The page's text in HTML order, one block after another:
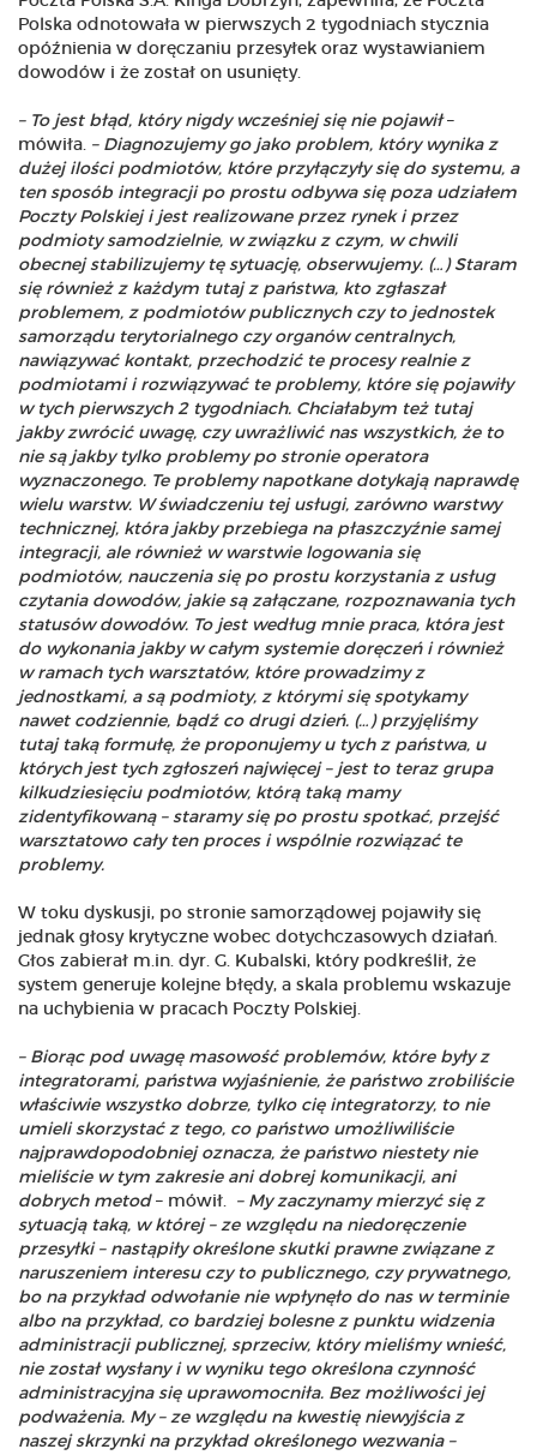
Polska odnotowała w pierwszych 2 tygodniach stycznia
opóźnienia w doręczaniu przesyłek oraz wystawianiem
dowodów i że został on usunięty.
– To jest błąd, który nigdy wcześniej się nie pojawił–
mówiła. – Diagnozujemy go jako problem, który wynika z
dużej ilości podmiotów, które przyłączyły się do systemu, a
ten sposób integracji po prostu odbywa się poza udziałem
Poczty Polskiej i jest realizowane przez rynek i przez
podmioty samodzielnie, w związku z czym, w chwili
obecnej stabilizujemy tę sytuację, obserwujemy. (…) Staram
się również z każdym tutaj z państwa, kto zgłaszał
problemem, z podmiotów publicznych czy to jednostek
samorządu terytorialnego czy organów centralnych,
nawiązywać kontakt, przechodzić te procesy realnie z
podmiotami i rozwiązywać te problemy, które się pojawiły
w tych pierwszych 2 tygodniach. Chciałabym też tutaj
jakby zwrócić uwagę, czy uwrażliwić nas wszystkich, że to
nie są jakby tylko problemy po stronie operatora
wyznaczonego. Te problemy napotkane dotykają naprawdę
wielu warstw. W świadczeniu tej usługi, zarówno warstwy
technicznej, która jakby przebiega na płaszczyźnie samej
integracji, ale również w warstwie logowania się
podmiotów, nauczenia się po prostu korzystania z usług
czytania dowodów, jakie są załączane, rozpoznawania tych
statusów dowodów. To jest według mnie praca, która jest
do wykonania jakby w całym systemie doręczeń i również
w ramach tych warsztatów, które prowadzimy z
jednostkami, a są podmioty, z którymi się spotykamy
nawet codziennie, bądź co drugi dzień. (…) przyjęliśmy
tutaj taką formułę, że proponujemy u tych z państwa, u
których jest tych zgłoszeń najwięcej – jest to teraz grupa
kilkudziesięciu podmiotów, którą taką mamy
zidentyfikowaną – staramy się po prostu spotkać, przejść
warsztatowo cały ten proces i wspólnie rozwiązać te
problemy.
W toku dyskusji, po stronie samorządowej pojawiły się
jednak głosy krytyczne wobec dotychczasowych działań.
Głos zabierał m.in. dyr. G. Kubalski, który podkreślił, że
system generuje kolejne błędy, a skala problemu wskazuje
na uchybienia w pracach Poczty Polskiej.
– Biorąc pod uwagę masowość problemów, które były z
integratorami, państwa wyjaśnienie, że państwo zrobiliście
właściwie wszystko dobrze, tylko cię integratorzy, to nie
umieli skorzystać z tego, co państwo umożliwiliście
najprawdopodobniej oznacza, że państwo niestety nie
mieliście w tym zakresie ani dobrej komunikacji, ani
dobrych metod– mówił.
– My zaczynamy mierzyć się z
sytuacją taką, w której – ze względu na niedoręczenie
przesyłki – nastąpiły określone skutki prawne związane z
naruszeniem interesu czy to publicznego, czy prywatnego,
bo na przykład odwołanie nie wpłynęło do nas w terminie
albo na przykład, co bardziej bolesne z punktu widzenia
administracji publicznej, sprzeciw, który mieliśmy wnieść,
nie został wysłany i w wyniku tego określona czynność
administracyjna się uprawomocniła. Bez możliwości jej
podważenia. My – ze względu na kwestię niewyjścia z
naszej skrzynki na przykład określonego wezwania –